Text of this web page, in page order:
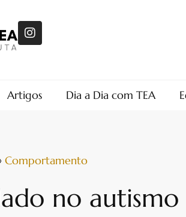
Artigos Dia a Dia com TEA
Comportamento
no